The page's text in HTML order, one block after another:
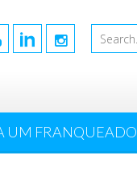
UM FRANQUEADO